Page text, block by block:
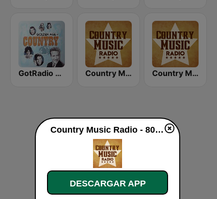
GotRadio - Classic Country Country Music Radio - 50's Country Country Music Radio - 60's Country
Country Music Radio - 80's Country en vivo
DESCARGAR APP